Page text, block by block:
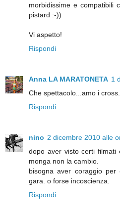
morbidissime e compatibili
pistard :-))
Vi aspetto!
Rispondi
Anna LA MARATONETA 1
Che spettacolo...amo i
Rispondi
nino 2 dicembre 2010 alle
dopo aver visto certi
monga non la cambio.
bisogna aver coraggio
gara. o forse incoscienza.
Rispondi